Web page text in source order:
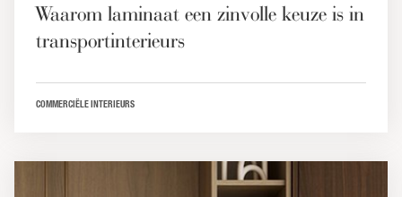
Waarom laminaat een zinvolle keuze is in
transportinterieurs
COMMERCIËLE INTERIEURS